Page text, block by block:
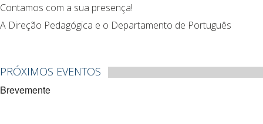
Contamos com a sua presença!
A Direção Pedagógica e o Departamento de Português
PRÓXIMOS EVENTOS
Brevemente